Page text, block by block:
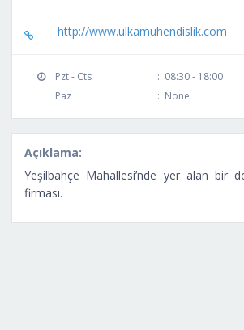
http://www.ulkamuhendislik.com
Pzt - Cts : 08:30 - 18:00
Paz
: None
Açıklama:
Yeşilbahçe Mahallesi’nde yer alan bir
firması.